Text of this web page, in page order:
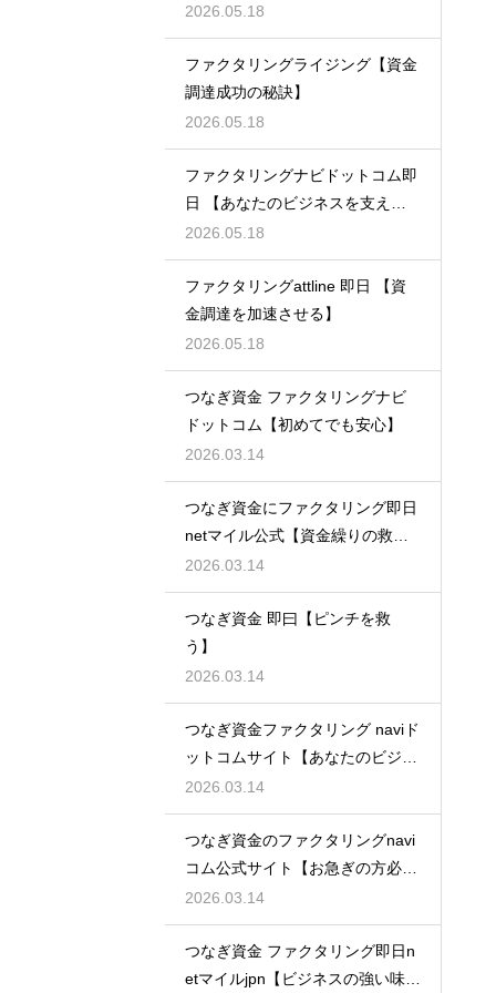
2026.05.18
ファクタリングライジング【資金
調達成功の秘訣】
2026.05.18
ファクタリングナビドットコム即
日 【あなたのビジネスを支え
る】
2026.05.18
ファクタリングattline 即日 【資
金調達を加速させる】
2026.05.18
つなぎ資金 ファクタリングナビ
ドットコム【初めてでも安心】
2026.03.14
つなぎ資金にファクタリング即日
netマイル公式【資金繰りの救世
主】
2026.03.14
つなぎ資金 即曰【ピンチを救
う】
2026.03.14
つなぎ資金ファクタリング naviド
ットコムサイト【あなたのビジネ
スを守る】
2026.03.14
つなぎ資金のファクタリングnavi
コム公式サイト【お急ぎの方必
見】
2026.03.14
つなぎ資金 ファクタリング即日n
etマイルjpn【ビジネスの強い味